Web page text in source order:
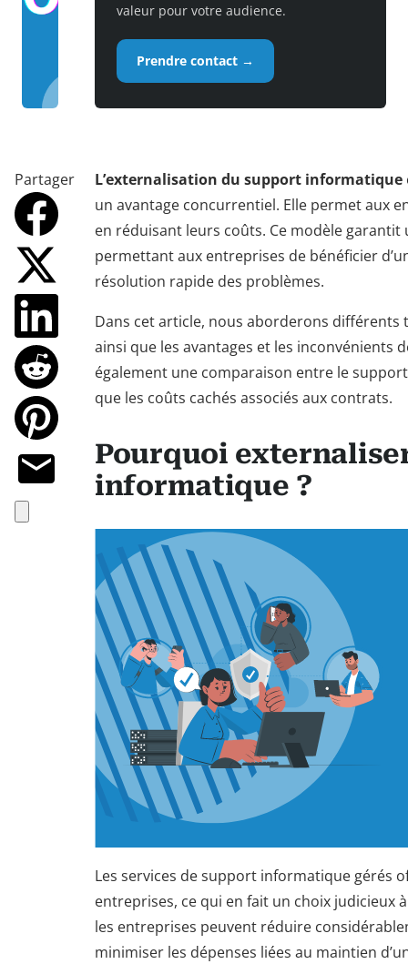
valeur pour votre audience.
Prendre contact →
Partager L’externalisation du support informatique
un avantage concurrentiel. Elle permet aux
en réduisant leurs coûts. Ce modèle
permettant aux entreprises de bénéficier
résolution rapide des problèmes.
Dans cet article, nous aborderons
ainsi que les avantages et les inconvénients
également une comparaison entre le
que les coûts cachés associés aux contrats.
Pourquoi
informatique ?
Les services de support informatique gérés
entreprises, ce qui en fait un choix judicieux
les entreprises peuvent réduire
minimiser les dépenses liées au maintien